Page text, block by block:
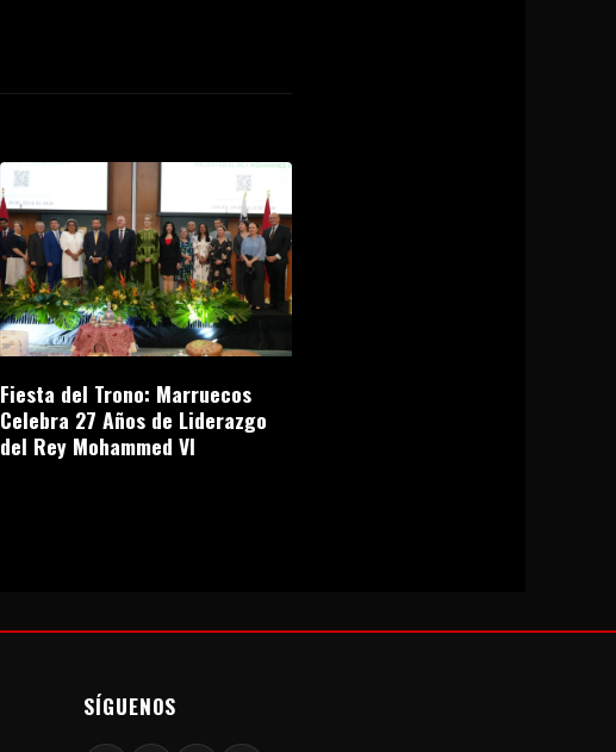
Fiesta del Trono: Marruecos
Celebra 27 Años de Liderazgo
del Rey Mohammed VI
SÍGUENOS